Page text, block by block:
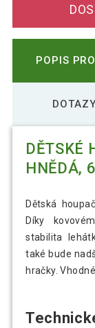
POPIS
DĚTSKÉ
HNĚDÁ,
Dětská
Díky
stabilita
také bude
hračky.